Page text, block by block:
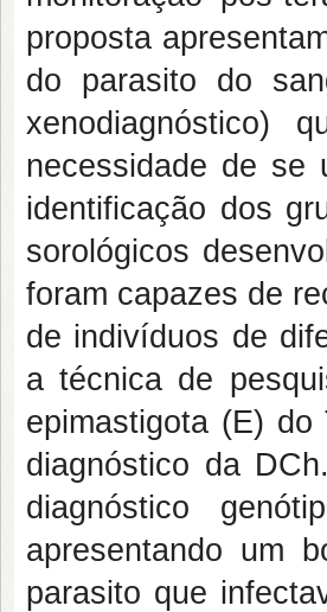
proposta
do parasito do
xenodiagnóstico)
necessidade de se
identificação dos
sorológicos
foram capazes de
de indivíduos de
a técnica de
epimastigota (E)
diagnóstico da
diagnóstico
apresentando um
parasito que